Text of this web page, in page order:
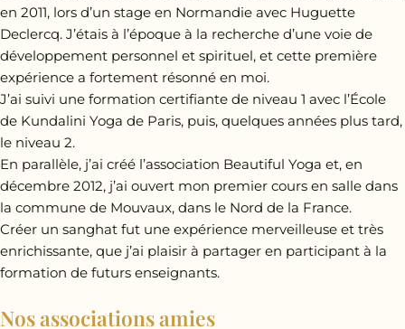
en 2011, lors d’un stage en Normandie avec Huguette
Declercq. J’étais à l’époque à la recherche d’une voie de
développement personnel et spirituel, et cette première
expérience a fortement résonné en moi.
J’ai suivi une formation certifiante de niveau 1 avec l’École
de Kundalini Yoga de Paris, puis, quelques années plus tard,
le niveau 2.
En parallèle, j’ai créé l’association Beautiful Yoga et, en
décembre 2012, j’ai ouvert mon premier cours en salle dans
la commune de Mouvaux, dans le Nord de la France.
Créer un sanghat fut une expérience merveilleuse et très
enrichissante, que j’ai plaisir à partager en participant à la
formation de futurs enseignants.
Nos associations amies